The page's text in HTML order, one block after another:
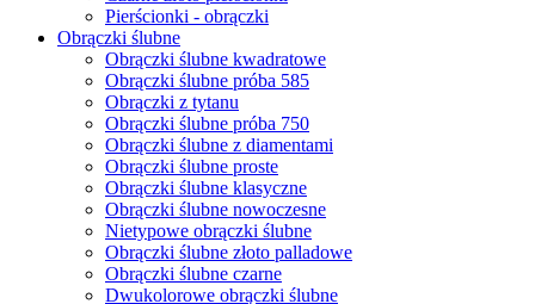
Kolczyki ślubne
Kolczyki z diamentami i szafirami
Kolczyki białe złoto
Kolczyki z białego złota z diamentami
Kolczyki z białego złota próba 585
Kolczyki z białego złota z szafirem
Kolczyki z białego złota ze szmaragdem
Kolczyki czarne złoto
Kolczyki z Brylantem
Kolczyki z Diamentem
Kolczyki z Szafirem
Kolczyki ze Szmaragdem